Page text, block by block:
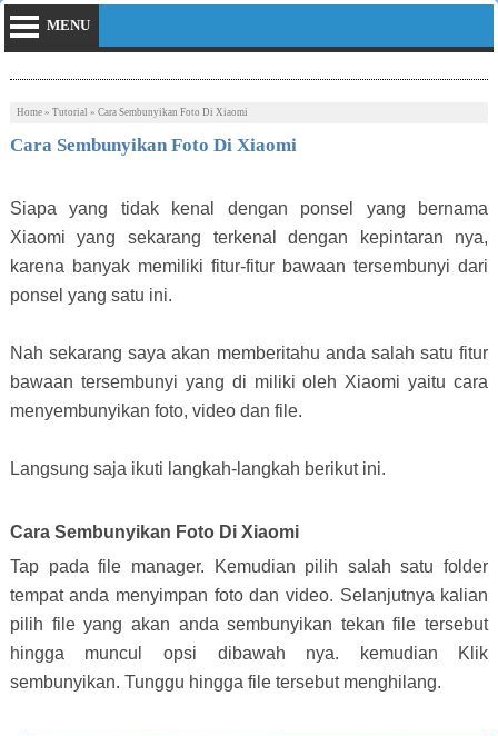
MENU
Home» Tutorial » Cara Sembunyikan Foto Di Xiaomi
Cara Sembunyikan Foto Di Xiaomi
Siapa yang tidak kenal dengan ponsel yang bernama
Xiaomi yang sekarang terkenal dengan kepintaran nya,
karena banyak memiliki fitur-fitur bawaan tersembunyi dari
ponsel yang satu ini.
Nah sekarang saya akan memberitahu anda salah satu fitur
bawaan tersembunyi yang di miliki oleh Xiaomi yaitu cara
menyembunyikan foto, video dan file.
Langsung saja ikuti langkah-langkah berikut ini.
Cara Sembunyikan Foto Di Xiaomi
Tap pada file manager. Kemudian pilih salah satu folder
tempat anda menyimpan foto dan video. Selanjutnya kalian
pilih file yang akan anda sembunyikan tekan file tersebut
hingga muncul opsi dibawah nya. kemudian Klik
sembunyikan. Tunggu hingga file tersebut menghilang.